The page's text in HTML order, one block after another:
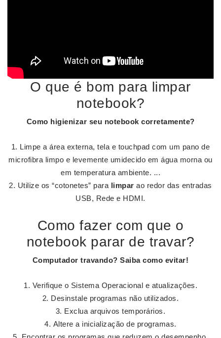
O que é bom para limpar
notebook?
Como higienizar seu notebook corretamente?
Limpe a área externa, tela e touchpad com um pano de
microfibra limpo e levemente umidecido em água morna ou
em temperatura ambiente. ...
Utilize os “cotonetes” para limpar ao redor das entradas
USB, Rede e HDMI.
Como fazer com que o
notebook parar de travar?
Computadortravando? Saiba como evitar!
Verifique o Sistema Operacional e atualizações.
Desinstale programas não utilizados.
Exclua arquivos temporários.
Altere a inicialização de programas.